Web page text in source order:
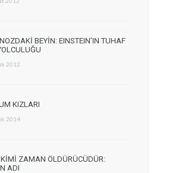
BEYİN: EINSTEIN’IN TUHAF
2012
KIZLARI
2014
ZAMAN ÖLDÜRÜCÜDÜR:
ADI